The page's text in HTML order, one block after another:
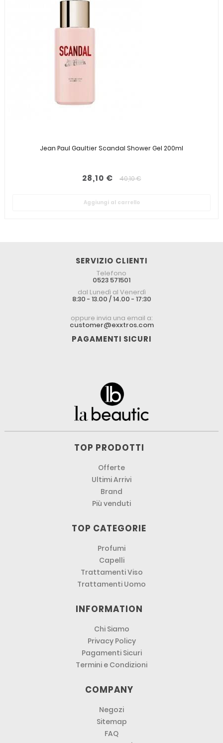
Jean Paul Gaultier Scandal Shower Gel 200ml
28,10 € 40,10 €
Aggiungi al carrello
SERVIZIO CLIENTI
Telefono
0523 571501
dal Lunedì al Venerdì
8:30 - 13.00 / 14.00 - 17:30
oppure invia una email a:
customer@exxtros.com
PAGAMENTI SICURI
TOP PRODOTTI
Offerte
Ultimi Arrivi
Brand
Più venduti
TOP CATEGORIE
Profumi
Capelli
Trattamenti Viso
Trattamenti Uomo
INFORMATION
Chi Siamo
Privacy Policy
Pagamenti Sicuri
Termini e Condizioni
COMPANY
Negozi
Sitemap
FAQ